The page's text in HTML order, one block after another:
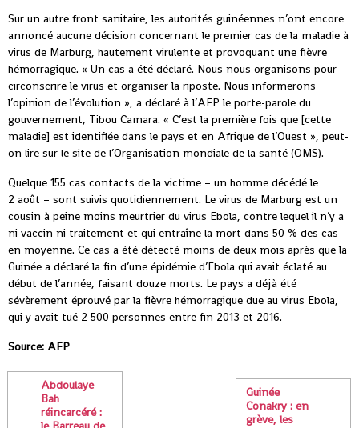
Sur un autre front sanitaire, les autorités guinéennes n’ont encore
annoncé aucune décision concernant le premier cas de la maladie à
virus de Marburg, hautement virulente et provoquant une fièvre
hémorragique. « Un cas a été déclaré. Nous nous organisons pour
circonscrire le virus et organiser la riposte. Nous informerons
l’opinion de l’évolution », a déclaré à l’AFP le porte-parole du
gouvernement, Tibou Camara. « C’est la première fois que [cette
maladie] est identifiée dans le pays et en Afrique de l’Ouest », peut-
on lire sur le site de l’Organisation mondiale de la santé (OMS).
Quelque 155 cas contacts de la victime – un homme décédé le
2 août – sont suivis quotidiennement. Le virus de Marburg est un
cousin à peine moins meurtrier du virus Ebola, contre lequel il n’y a
ni vaccin ni traitement et qui entraîne la mort dans 50 % des cas
en moyenne. Ce cas a été détecté moins de deux mois après que la
Guinée a déclaré la fin d’une épidémie d’Ebola qui avait éclaté au
début de l’année, faisant douze morts. Le pays a déjà été
sévèrement éprouvé par la fièvre hémorragique due au virus Ebola,
qui y avait tué 2 500 personnes entre fin 2013 et 2016.
Source: AFP
Abdoulaye
Bah
réincarcéré :
Guinée
Conakry : en
grève, les